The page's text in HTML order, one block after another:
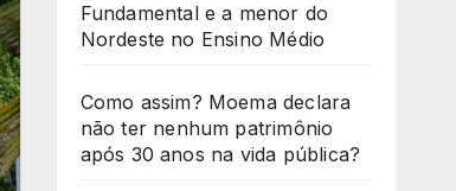
Fundamental e a menor do
Nordeste no Ensino Médio
Como assim? Moema declara
não ter nenhum patrimônio
após 30 anos na vida pública?